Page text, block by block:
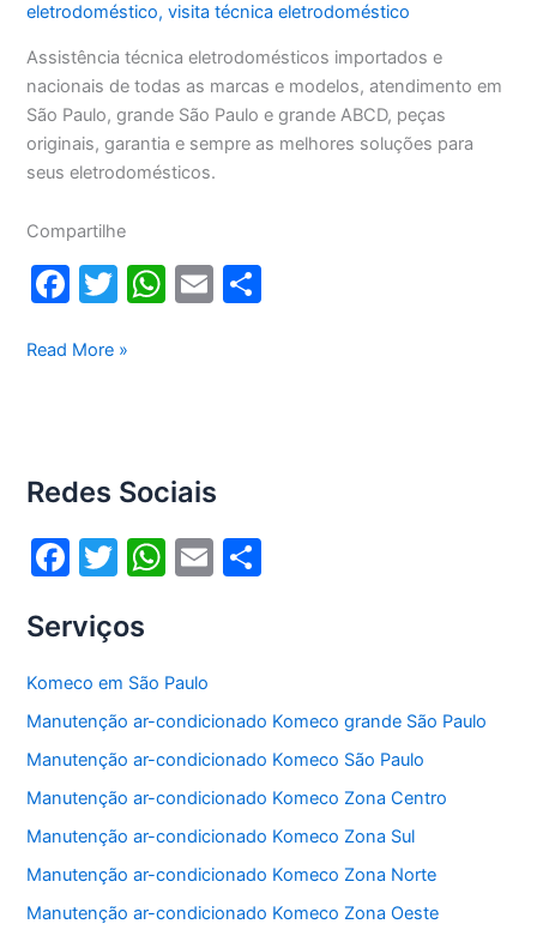
eletrodoméstico,visita técnica eletrodoméstico
Assistência técnica eletrodomésticos importados e
nacionais de todas as marcas e modelos, atendimento em
São Paulo, grande São Paulo e grande ABCD, peças
originais, garantia e sempre as melhores soluções para
seus eletrodomésticos.
Compartilhe
F
c
o
o
k
T
itt
W
p
p
E
Assistência
Read More »
Redes Sociais
F
c
e
b
o
o
k
T
itt
er
W
s
A
p
p
E
Serviços
Komeco em São Paulo
Manutenção ar-condicionado Komeco grande São Paulo
Manutenção ar-condicionado Komeco São Paulo
Manutenção ar-condicionado Komeco Zona Centro
Manutenção ar-condicionado Komeco Zona Sul
Manutenção ar-condicionado Komeco Zona Norte
Manutenção ar-condicionado Komeco Zona Oeste